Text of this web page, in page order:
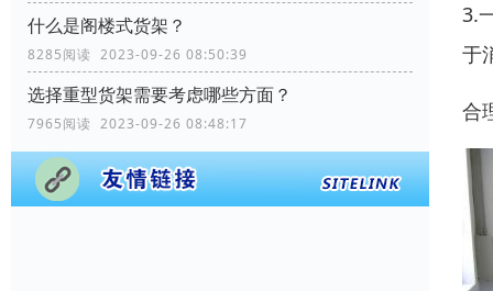
什么是阁楼式货架？
8285阅读 2023-09-26 08:50:39
选择重型货架需要考虑哪些方面？
7965阅读 2023-09-26 08:48:17
3.
于
合